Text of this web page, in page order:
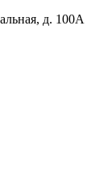
д. 100А